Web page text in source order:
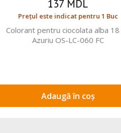
pentru 1 Buc
negru, 20g WS-
Colorant